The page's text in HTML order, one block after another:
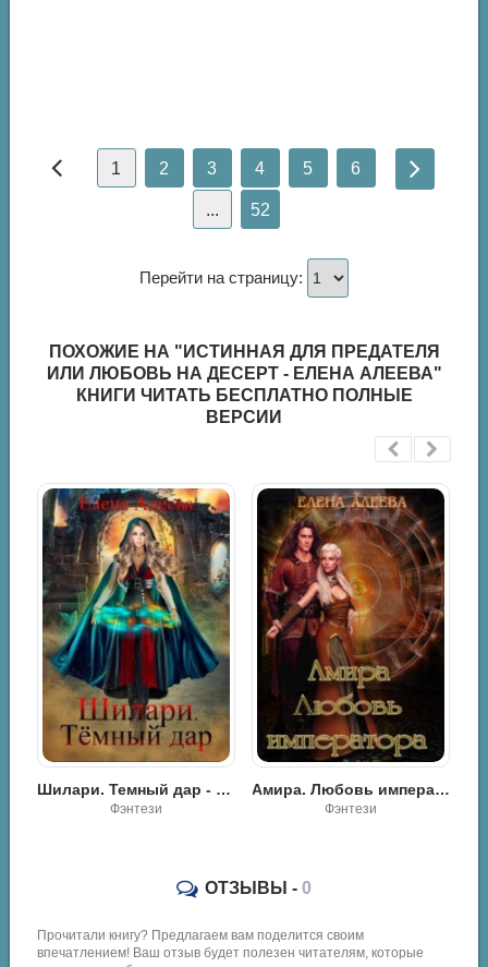
1 2 3 4 5 6
... 52
Перейти на страницу:
ПОХОЖИЕ НА "ИСТИННАЯ ДЛЯ ПРЕДАТЕЛЯ
ИЛИ ЛЮБОВЬ НА ДЕСЕРТ - ЕЛЕНА АЛЕЕВА"
КНИГИ ЧИТАТЬ БЕСПЛАТНО ПОЛНЫЕ
ВЕРСИИ
Шилари. Темный дар - Елена Алеева
Фэнтези
Амира. Любовь императора - Елена Алеева
Фэнтези
ОТЗЫВЫ - 0
Прочитали книгу? Предлагаем вам поделится своим
впечатлением! Ваш отзыв будет полезен читателям, которые